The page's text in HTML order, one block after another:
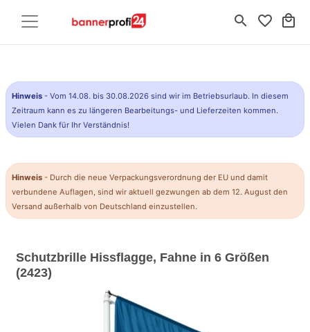
search favorite_border local_mall
Hinweis - Vom 14.08. bis 30.08.2026 sind wir im Betriebsurlaub. In diesem
Zeitraum kann es zu längeren Bearbeitungs- und Lieferzeiten kommen.
Vielen Dank für Ihr Verständnis!
Hinweis - Durch die neue Verpackungsverordnung der EU und damit
verbundene Auflagen, sind wir aktuell gezwungen ab dem 12. August den
Versand außerhalb von Deutschland einzustellen.
Schutzbrille Hissflagge, Fahne in 6 Größen
(2423)